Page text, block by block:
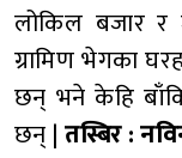
लोकिल बजार र
ग्रामिण भेगका
छन् भने केहि
छन् |तस्बिर :